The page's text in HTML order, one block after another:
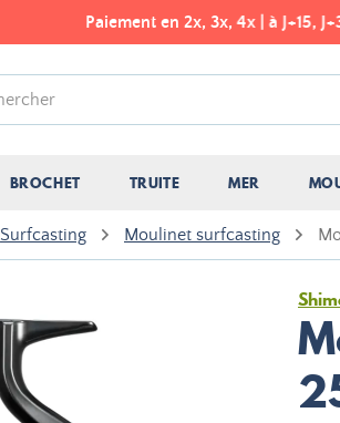
Paiement en 2x, 3x, 4x | à J+15,
BROCHET TRUITE MER
Surfcasting Moulinet surfcasting